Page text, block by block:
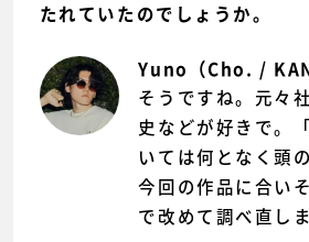
たれていたのでしょうか。
Yuno（Cho. /
そうですね。元々
史などが好きで。
いては何となく頭
今回の作品に合い
で改めて調べ直しま